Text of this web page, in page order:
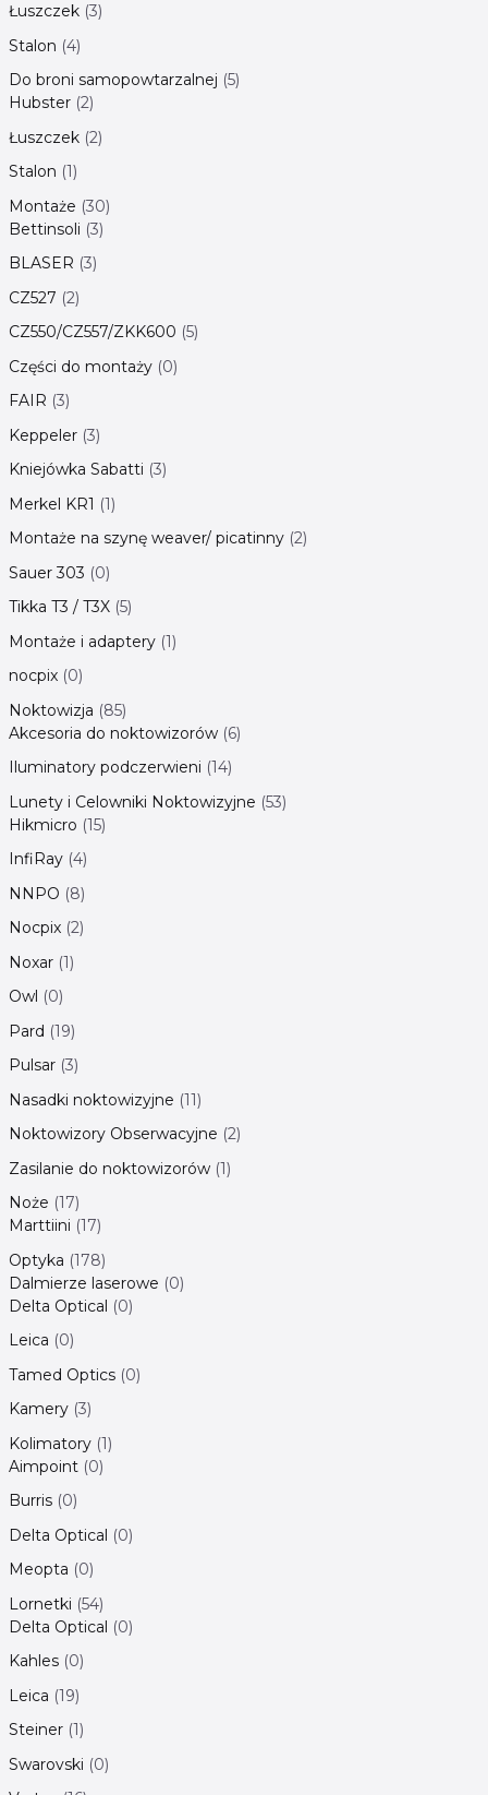
Łuszczek 3
Stalon 4
Do broni samopowtarzalnej 5
Hubster 2
Łuszczek 2
Stalon 1
Montaże 30
Bettinsoli 3
BLASER 3
CZ527 2
CZ550/CZ557/ZKK600 5
Części do montaży 0
FAIR 3
Keppeler 3
Kniejówka Sabatti 3
Merkel KR1 1
Montaże na szynę weaver/ picatinny 2
Sauer 303 0
Tikka T3 / T3X 5
Montaże i adaptery 1
nocpix 0
Noktowizja 85
Akcesoria do noktowizorów 6
Iluminatory podczerwieni 14
Lunety i Celowniki Noktowizyjne 53
Hikmicro 15
InfiRay 4
NNPO 8
Nocpix 2
Noxar 1
Owl
0
Pard 19
Pulsar 3
Nasadki noktowizyjne 11
Noktowizory Obserwacyjne 2
Zasilanie do noktowizorów 1
Noże 17
Marttiini 17
Optyka 178
Dalmierze laserowe 0
Delta Optical 0
Leica 0
Tamed Optics 0
Kamery 3
Kolimatory 1
Aimpoint 0
Burris 0
Delta Optical 0
Meopta 0
Lornetki 54
Delta Optical 0
Kahles 0
Leica 19
Steiner 1
Swarovski 0